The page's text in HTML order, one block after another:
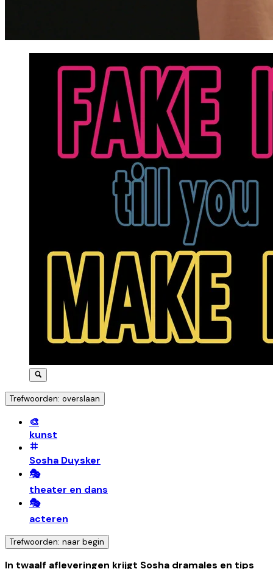
Trefwoorden: overslaan
🎨
kunst
Sosha Duysker
🎭
theater en dans
🎭
acteren
Trefwoorden: naar begin
In twaalf afleveringen krijgt Sosha dramales en tips